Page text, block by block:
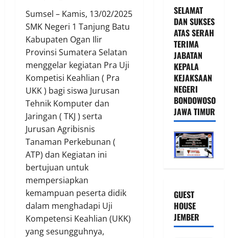
Sumsel – Kamis, 13/02/2025
SMK Negeri 1 Tanjung Batu
Kabupaten Ogan Ilir
Provinsi Sumatera Selatan
menggelar kegiatan Pra Uji
Kompetisi Keahlian ( Pra
UKK ) bagi siswa Jurusan
Tehnik Komputer dan
Jaringan ( TKJ ) serta
Jurusan Agribisnis
Tanaman Perkebunan (
ATP) dan Kegiatan ini
bertujuan untuk
mempersiapkan
kemampuan peserta didik
dalam menghadapi Uji
Kompetensi Keahlian (UKK)
yang sesungguhnya,
SELAMAT
DAN SUKSES
ATAS SERAH
TERIMA
JABATAN
KEPALA
KEJAKSAAN
NEGERI
BONDOWOSO
JAWA TIMUR
GUEST
HOUSE
JEMBER